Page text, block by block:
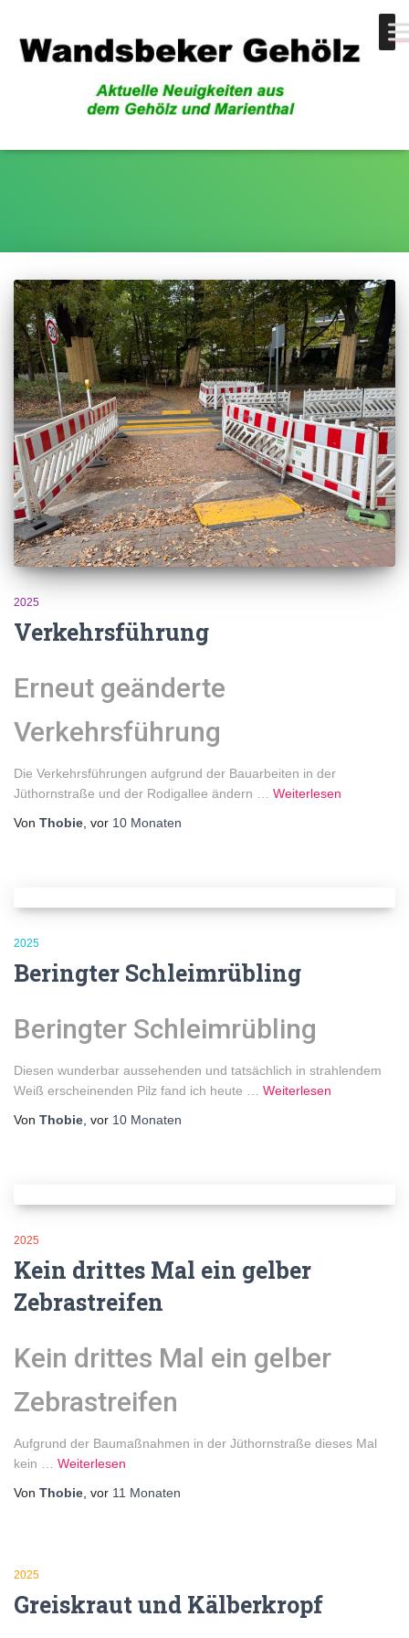
2025
Verkehrsführung
Erneut geänderte
Verkehrsführung
Die Verkehrsführungen aufgrund der Bauarbeiten in der
Jüthornstraße und der Rodigallee ändern … Weiterlesen
Von Thobie , vor 10 Monaten
2025
Beringter Schleimrübling
Beringter Schleimrübling
Diesen wunderbar aussehenden und tatsächlich in strahlendem
Weiß erscheinenden Pilz fand ich heute … Weiterlesen
Von Thobie , vor 10 Monaten
2025
Kein drittes Mal ein gelber
Zebrastreifen
Kein drittes Mal ein gelber
Zebrastreifen
Aufgrund der Baumaßnahmen in der Jüthornstraße dieses Mal
kein
Weiterlesen
Von Thobie , vor 11 Monaten
2025
Greiskraut und Kälberkropf